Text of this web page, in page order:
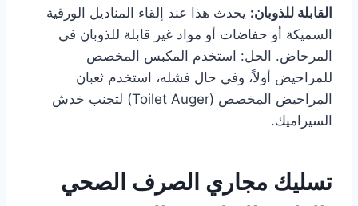
القابلة للذوبان: يحدث هذا عند إلقاء المناديل الورقية
السميكة أو حفاضات أو مواد غير قابلة للذوبان في
المرحاض. الحل: استخدم المكبس المخصص
للمراحيض أولاً، وفي حال فشله، استخدم ثعبان
المراحيض المخصص (Toilet Auger) لتجنب خدش
السيراميك.
تسليك مجاري الصرف الصحي